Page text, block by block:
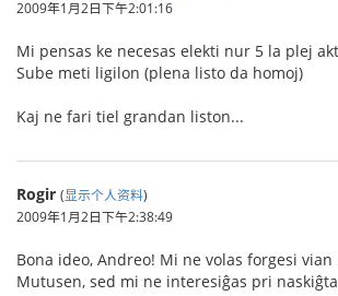
2009年1月2日下午2:01:16
Mi pensas ke necesas elekti nur 5 la plej
Sube meti ligilon (plena listo da homoj)
Kaj ne fari tiel grandan liston...
Rogir (显示个人资料)
2009年1月2日下午2:38:49
Bona ideo, Andreo! Mi ne volas forgesi
Mutusen, sed mi ne interesiĝas pri